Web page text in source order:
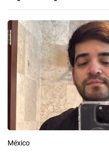
México